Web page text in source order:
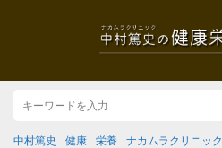
中村篤史 健康 栄養 ナカムラクリニック